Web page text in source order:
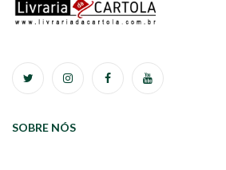
SOBRE NÓS